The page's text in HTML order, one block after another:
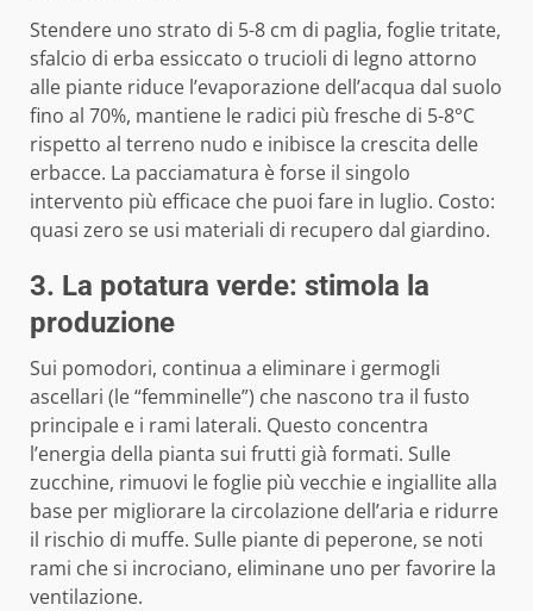
Stendere uno strato di 5-8 cm di paglia, foglie tritate,
sfalcio di erba essiccato o trucioli di legno attorno
alle piante riduce l’evaporazione dell’acqua dal suolo
fino al 70%, mantiene le radici più fresche di 5-8°C
rispetto al terreno nudo e inibisce la crescita delle
erbacce. La pacciamatura è forse il singolo
intervento più efficace che puoi fare in luglio. Costo:
quasi zero se usi materiali di recupero dal giardino.
3. La potatura verde: stimola la
produzione
Sui pomodori, continua a eliminare i germogli
ascellari (le “femminelle”) che nascono tra il fusto
principale e i rami laterali. Questo concentra
l’energia della pianta sui frutti già formati. Sulle
zucchine, rimuovi le foglie più vecchie e ingiallite alla
base per migliorare la circolazione dell’aria e ridurre
il rischio di muffe. Sulle piante di peperone, se noti
rami che si incrociano, eliminane uno per favorire la
ventilazione.